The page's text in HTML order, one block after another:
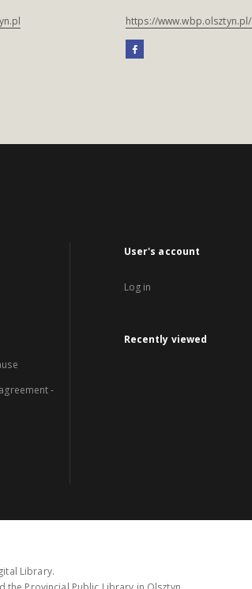
https://www.wbp.olsztyn.pl/
-
User's account
Log in
Recently viewed
Library.